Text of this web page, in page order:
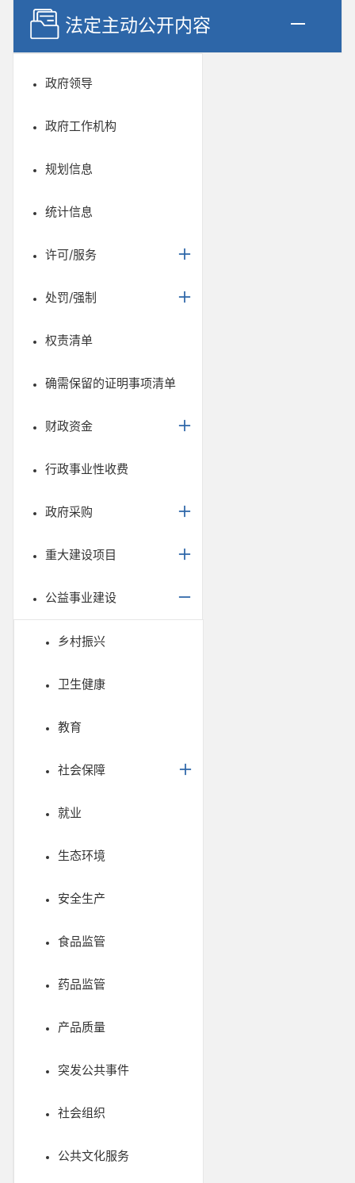
法定主动公开内容
政府领导
政府工作机构
规划信息
统计信息
许可/服务
处罚/强制
权责清单
确需保留的证明事项清单
财政资金
行政事业性收费
政府采购
重大建设项目
公益事业建设
乡村振兴
卫生健康
教育
社会保障
就业
生态环境
安全生产
食品监管
药品监管
产品质量
突发公共事件
社会组织
公共文化服务